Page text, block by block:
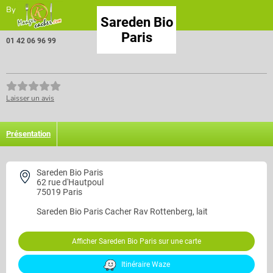
By
Sareden Bio
Paris
01 42 06 96 99
Laisser un avis
Présentation
Sareden Bio Paris
62 rue d'Hautpoul
75019 Paris
Sareden Bio ParisCacher Rav Rottenberg, lait
Afficher Sareden Bio Paris sur une carte
Itinéraire Waze